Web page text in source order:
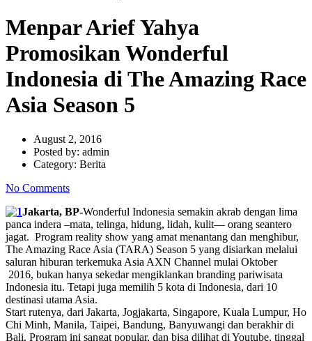
Menpar Arief Yahya
Promosikan Wonderful
Indonesia di The Amazing Race
Asia Season 5
August 2, 2016
Posted by: admin
Category: Berita
No Comments
Jakarta, BP-Wonderful Indonesia semakin akrab dengan lima
panca indera –mata, telinga, hidung, lidah, kulit— orang seantero
jagat. Program reality show yang amat menantang dan menghibur,
The Amazing Race Asia (TARA) Season 5 yang disiarkan melalui
saluran hiburan terkemuka Asia AXN Channel mulai Oktober
2016, bukan hanya sekedar mengiklankan branding pariwisata
Indonesia itu. Tetapi juga memilih 5 kota di Indonesia, dari 10
destinasi utama Asia.
Start rutenya, dari Jakarta, Jogjakarta, Singapore, Kuala Lumpur, Ho
Chi Minh, Manila, Taipei, Bandung, Banyuwangi dan berakhir di
Bali. Program ini sangat popular, dan bisa dilihat di Youtube, tinggal